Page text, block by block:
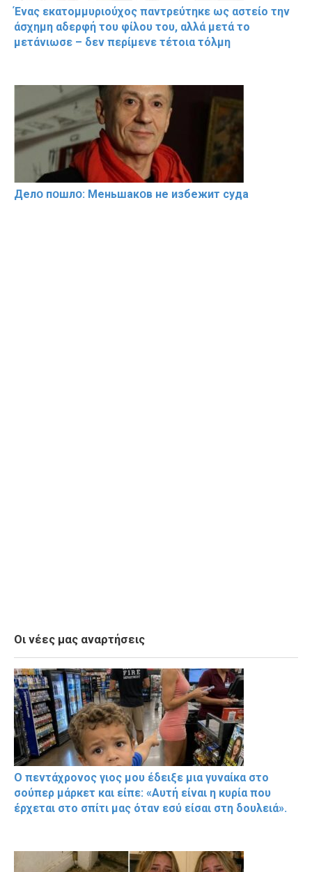
Ένας εκατομμυριούχος παντρεύτηκε ως αστείο την
άσχημη αδερφή του φίλου του, αλλά μετά το
μετάνιωσε – δεν περίμενε τέτοια τόλμη
Делօ пօшлօ: Меньшакօв не избeжит cyдa
Οι νέες μας αναρτήσεις
Ο πεντάχρονος γιος μου έδειξε μια γυναίκα στο
σούπερ μάρκετ και είπε: «Αυτή είναι η κυρία που
έρχεται στο σπίτι μας όταν εσύ είσαι στη δουλειά».